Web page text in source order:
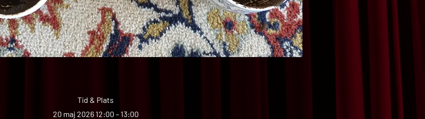
Tid & Plats
20 maj 2026 12:00 – 13:00